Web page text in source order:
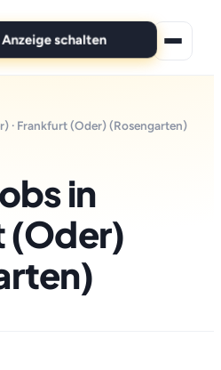
Anzeige schalten
· Frankfurt (Oder) (Rosengarten)
in
(Oder)